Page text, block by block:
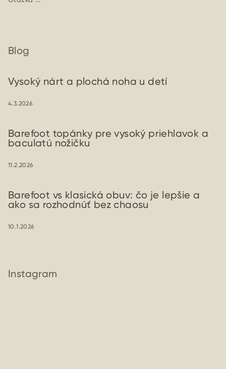
Blog
Vysoký nárt a plochá noha u detí
4.3.2026
Barefoot topánky pre vysoký priehlavok a
baculatú nožičku
11.2.2026
Barefoot vs klasická obuv: čo je lepšie a
ako sa rozhodnúť bez chaosu
10.1.2026
Instagram